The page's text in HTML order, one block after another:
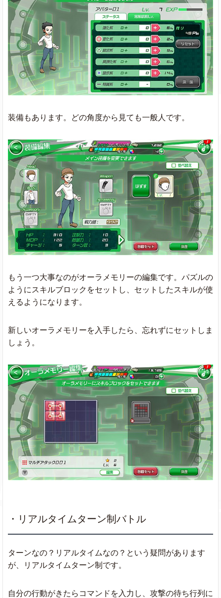
装備もあります。どの角度から見ても一般人です。
もう一つ大事なのがオーラメモリーの編集です。パズルの
ようにスキルブロックをセットし、セットしたスキルが使
えるようになります。
新しいオーラメモリーを入手したら、忘れずにセットしま
しょう。
・リアルタイムターン制バトル
ターンなの？リアルタイムなの？という疑問があります
が、リアルタイムターン制です。
自分の行動がきたらコマンドを入力し、攻撃の待ち行列に